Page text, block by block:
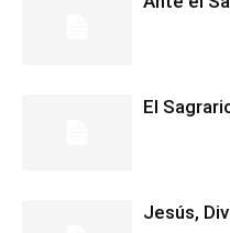
El
Jesús,